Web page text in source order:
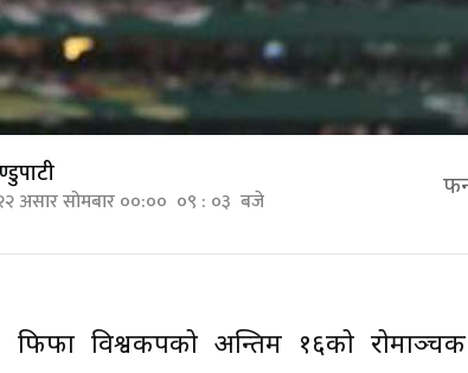
असार सोमबार ००:०० ०९ : ०३ बजे
फिफा विश्वकपको अन्तिम १६को